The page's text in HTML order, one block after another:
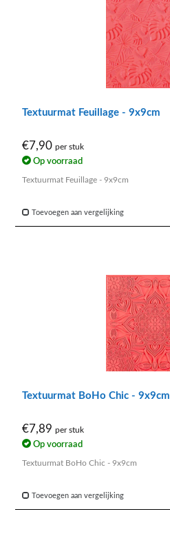
Textuurmat Feuillage - 9x9cm
€7,90 per stuk
Op voorraad
Textuurmat Feuillage - 9x9cm
Toevoegen aan vergelijking
Textuurmat BoHo Chic - 9x9cm
€7,89 per stuk
Op voorraad
Textuurmat BoHo Chic - 9x9cm
Toevoegen aan vergelijking